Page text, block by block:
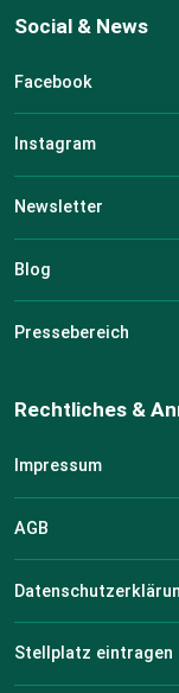
Social & News
Facebook
Instagram
Newsletter
Blog
Pressebereich
Rechtliches &
Impressum
AGB
Stellplatz eintragen